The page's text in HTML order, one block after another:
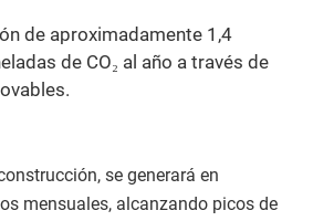
de aproximadamente 1,4
de CO₂ al año a través de
se generará en
mensuales, alcanzando picos de